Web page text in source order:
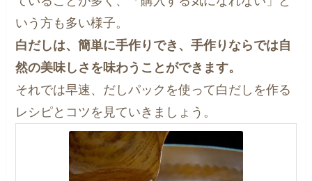
いう方も多い様子。
白だしは、簡単に手作りでき、手作りならでは自
然の美味しさを味わうことができます。
それでは早速、だしパックを使って白だしを作る
レシピとコツを見ていきましょう。